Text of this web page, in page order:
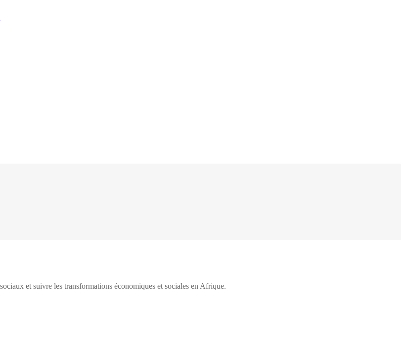
et suivre les transformations économiques et sociales en Afrique.